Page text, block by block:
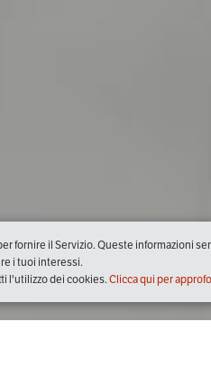
fornire il Servizio. Queste informazioni
i tuoi interessi.
l'utilizzo dei cookies. Clicca qui per